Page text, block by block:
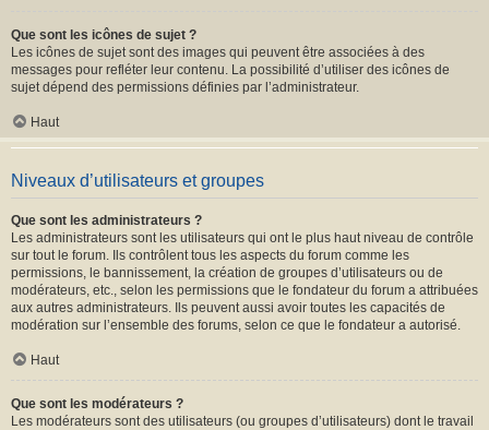
Que sont les icônes de sujet ?
Les icônes de sujet sont des images qui peuvent être associées à des
messages pour refléter leur contenu. La possibilité d’utiliser des icônes de
sujet dépend des permissions définies par l’administrateur.
Haut
Niveaux d’utilisateurs et groupes
Que sont les administrateurs ?
Les administrateurs sont les utilisateurs qui ont le plus haut niveau de contrôle
sur tout le forum. Ils contrôlent tous les aspects du forum comme les
permissions, le bannissement, la création de groupes d’utilisateurs ou de
modérateurs, etc., selon les permissions que le fondateur du forum a attribuées
aux autres administrateurs. Ils peuvent aussi avoir toutes les capacités de
modération sur l’ensemble des forums, selon ce que le fondateur a autorisé.
Haut
Que sont les modérateurs ?
Les modérateurs sont des utilisateurs (ou groupes d’utilisateurs) dont le travail